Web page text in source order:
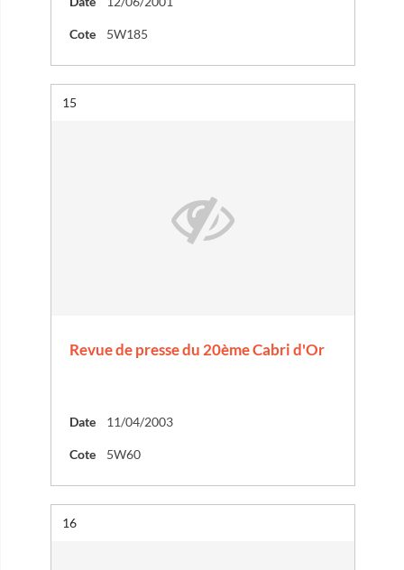
Cote 5W185
Résultat n°
15
Revue de presse du 20ème Cabri d'Or
Date 11/04/2003
Cote 5W60
Résultat n°
16